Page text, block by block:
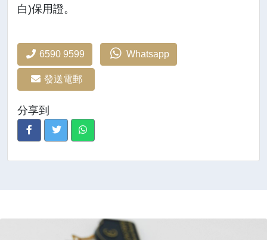
白)保用證。
6590 9599 Whatsapp
發送電郵
分享到